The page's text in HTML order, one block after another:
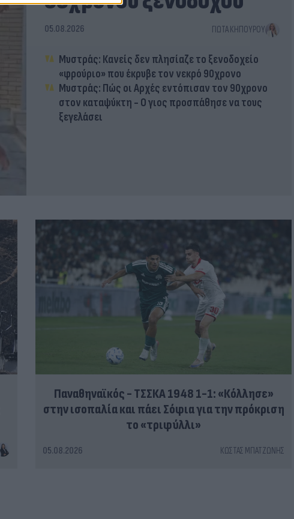
05.08.2026 ΓΙΏΤΑ ΚΗΠΟΥΡΟΎ
Μυστράς: Κανείς δεν πλησίαζε το ξενοδοχείο
«φρούριο» που έκρυβε τον νεκρό 90χρονο
Μυστράς: Πώς οι Αρχές εντόπισαν τον 90χρονο
στον καταψύκτη - Ο γιος προσπάθησε να τους
ξεγελάσει
Παναθηναϊκός - ΤΣΣΚΑ 1948 1-1: «Κόλλησε»
στην ισοπαλία και πάει Σόφια για την πρόκριση
το «τριφύλλι»
05.08.2026 ΚΏΣΤΑΣ ΜΠΑΤΖΏΝΗΣ